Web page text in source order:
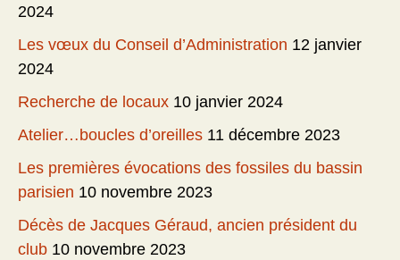
2024
Les vœux du Conseil d’Administration 12 janvier
2024
Recherche de locaux 10 janvier 2024
Atelier…boucles d’oreilles 11 décembre 2023
Les premières évocations des fossiles du bassin
parisien 10 novembre 2023
Décès de Jacques Géraud, ancien président du
club 10 novembre 2023